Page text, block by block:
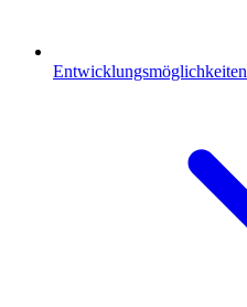
Entwicklungsmöglichkeiten